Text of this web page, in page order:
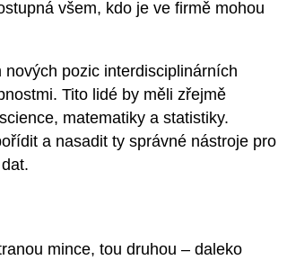
všem, kdo je ve firmě mohou
pozic interdisciplinárních
Tito lidé by měli zřejmě
matematiky a statistiky.
a nasadit ty správné nástroje pro
mince, tou druhou – daleko